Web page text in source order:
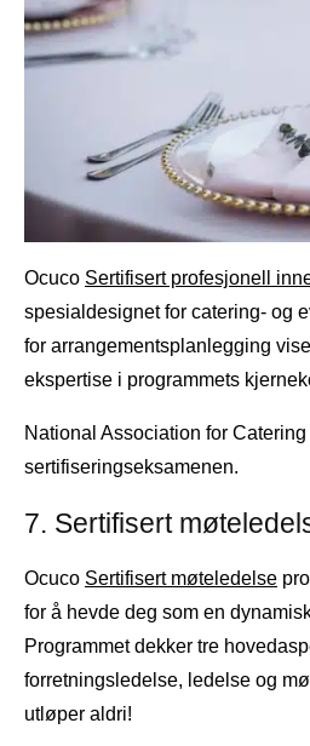
Ocuco Sertifisert profesjonell
spesialdesignet for catering- og
for arrangementsplanlegging
ekspertise i programmets
National Association for
sertifiseringseksamenen.
7. Sertifisert
Ocuco Sertifisert møteledelse
for å hevde deg som en
Programmet dekker tre
forretningsledelse, ledelse og
utløper aldri!